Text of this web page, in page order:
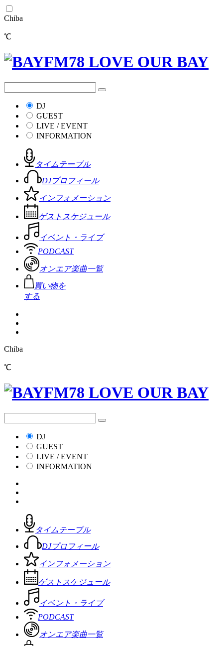
Chiba
℃
DJ
GUEST
LIVE / EVENT
INFORMATION
タイムテーブル
DJプロフィール
インフォメーション
ゲストスケジュール
イベント・ライブ
PODCAST
オンエア楽曲一覧
買い物を
する
Chiba
℃
DJ
GUEST
LIVE / EVENT
INFORMATION
タイムテーブル
DJプロフィール
インフォメーション
ゲストスケジュール
イベント・ライブ
PODCAST
オンエア楽曲一覧